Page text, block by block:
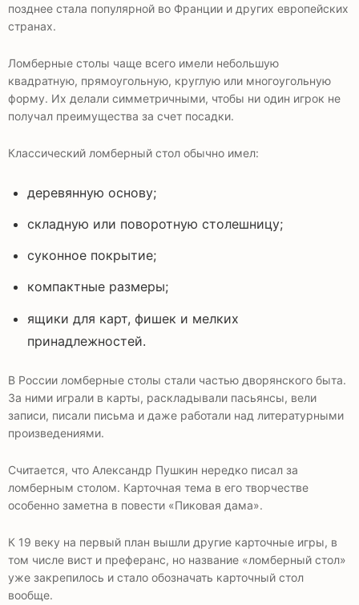
позднее стала популярной во Франции и других европейских
странах.
Ломберные столы чаще всего имели небольшую
квадратную, прямоугольную, круглую или многоугольную
форму. Их делали симметричными, чтобы ни один игрок не
получал преимущества за счет посадки.
Классический ломберный стол обычно имел:
деревянную основу;
складную или поворотную столешницу;
суконное покрытие;
компактные размеры;
ящики для карт, фишек и мелких
принадлежностей.
В России ломберные столы стали частью дворянского быта.
За ними играли в карты, раскладывали пасьянсы, вели
записи, писали письма и даже работали над литературными
произведениями.
Считается, что Александр Пушкин нередко писал за
ломберным столом. Карточная тема в его творчестве
особенно заметна в повести «Пиковая дама».
К 19 веку на первый план вышли другие карточные игры, в
том числе вист и преферанс, но название «ломберный стол»
уже закрепилось и стало обозначать карточный стол
вообще.